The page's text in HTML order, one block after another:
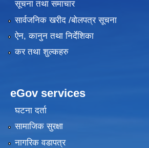
सूचना तथा समाचार
सार्वजनिक खरीद /बोलपत्र सूचना
ऐन, कानुन तथा निर्देशिका
कर तथा शुल्कहरु
eGov services
घटना दर्ता
सामाजिक सुरक्षा
नागरिक वडापत्र